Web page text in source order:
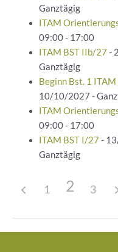
Ganztägig
ITAM
09:00 - 17:00
ITAM BST IIb/27-
Ganztägig
Beginn Bst. 1
10/10/2027 -
ITAM
09:00 - 17:00
ITAM BST I/27-
Ganztägig
1 2 3